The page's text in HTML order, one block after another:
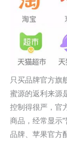
只买品牌官方旗
蜜源的返利来源
控制得很严，官
商品，经常显示
品牌、苹果官方